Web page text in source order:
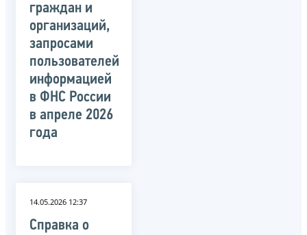
граждан и
организаций,
запросами
пользователей
информацией
в ФНС России
в апреле 2026
года
14.05.2026 12:37
Справка о